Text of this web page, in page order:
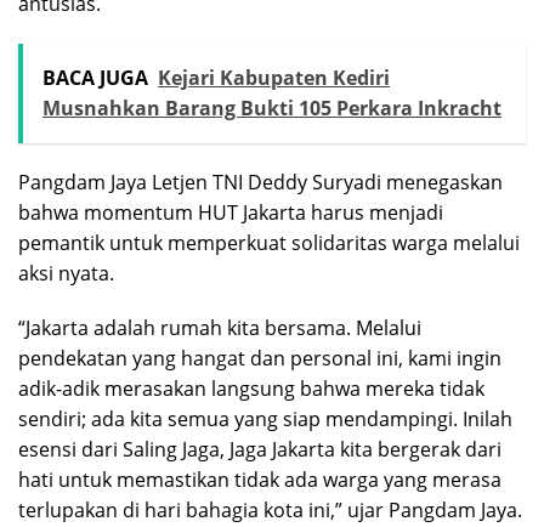
BACA JUGA Kejari Kabupaten Kediri
Musnahkan Barang Bukti 105 Perkara Inkracht
Pangdam Jaya Letjen TNI Deddy Suryadi menegaskan
bahwa momentum HUT Jakarta harus menjadi
pemantik untuk memperkuat solidaritas warga melalui
aksi nyata.
“Jakarta adalah rumah kita bersama. Melalui
pendekatan yang hangat dan personal ini, kami ingin
adik-adik merasakan langsung bahwa mereka tidak
sendiri; ada kita semua yang siap mendampingi. Inilah
esensi dari Saling Jaga, Jaga Jakarta kita bergerak dari
hati untuk memastikan tidak ada warga yang merasa
terlupakan di hari bahagia kota ini,” ujar Pangdam Jaya.